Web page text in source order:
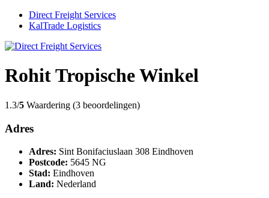
Direct Freight Services
KalTrade Logistics
Rohit Tropische Winkel
1.3/5 Waardering (3 beoordelingen)
Adres
Adres: Sint Bonifaciuslaan 308 Eindhoven
Postcode: 5645 NG
Stad: Eindhoven
Land: Nederland